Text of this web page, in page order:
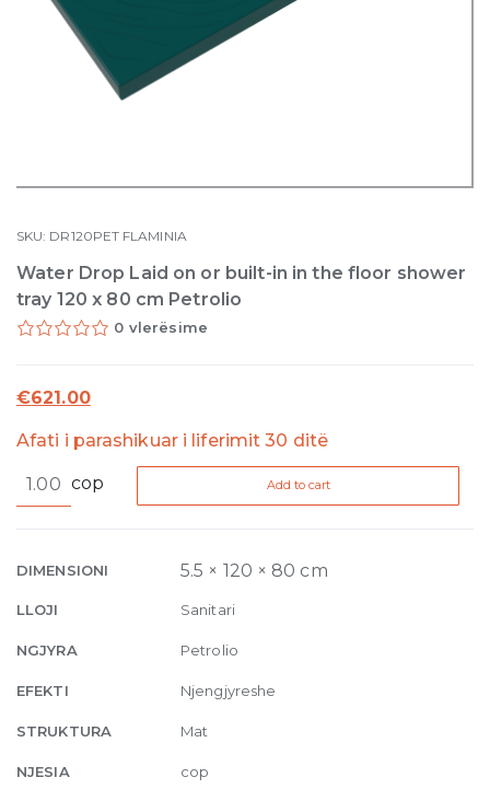
SKU: DR120PET FLAMINIA
Water Drop Laid on or built-in in the floor shower
tray 120 x 80 cm Petrolio
0 vlerësime
€621.00
Afati i parashikuar i liferimit 30 ditë
Drop
or
in
in
floor
shower
120
cop Add to cart
DIMENSIONI 5.5 × 120 × 80 cm
LLOJI Sanitari
NGJYRA Petrolio
EFEKTI Njengjyreshe
STRUKTURA Mat
NJESIA cop